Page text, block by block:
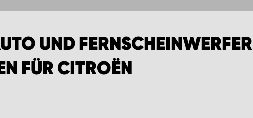
UND FERNSCHEINWERFER
FÜR CITROËN